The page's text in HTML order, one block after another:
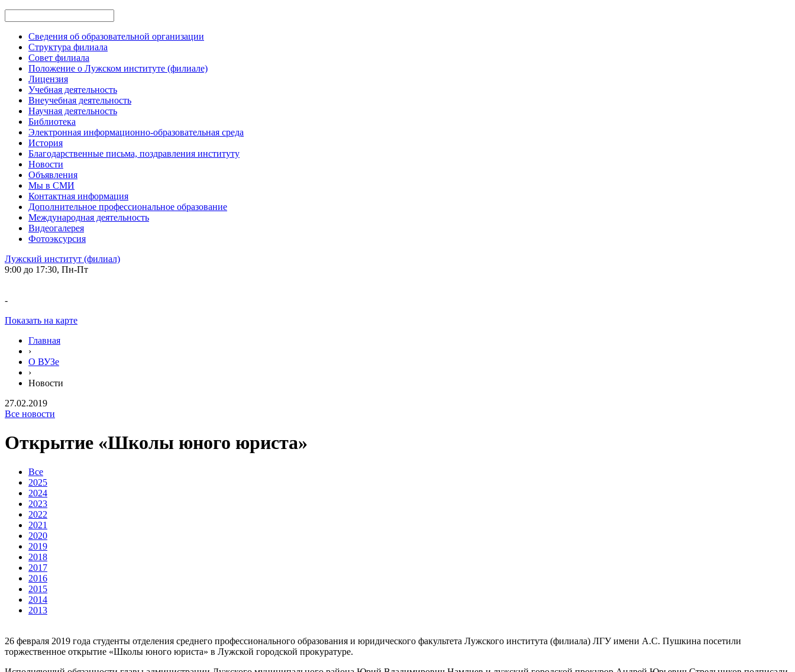
Сведения об образовательной организации
Структура филиала
Совет филиала
Положение о Лужском институте (филиале)
Лицензия
Учебная деятельность
Внеучебная деятельность
Научная деятельность
Библиотека
Электронная информационно-образовательная среда
История
Благодарственные письма, поздравления институту
Новости
Объявления
Мы в СМИ
Контактная информация
Дополнительное профессиональное образование
Международная деятельность
Видеогалерея
Фотоэксурсия
Лужский институт (филиал)
9:00 до 17:30, Пн-Пт
-
Показать на карте
Главная
›
О ВУЗе
›
Новости
27.02.2019
Все новости
Открытие «Школы юного юриста»
Все
2025
2024
2023
2022
2021
2020
2019
2018
2017
2016
2015
2014
2013
26 февраля 2019 года студенты отделения среднего профессионального образования и юридического факультета Лужского института (филиала) ЛГУ имени А.С. Пушкина посетили
торжественное открытие «Школы юного юриста» в Лужской городской прокуратуре.